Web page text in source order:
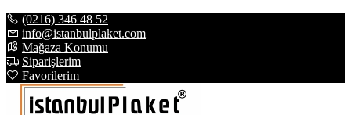
(0216) 346 48 52
info@istanbulplaket.com
Mağaza Konumu
Siparişlerim
Favorilerim